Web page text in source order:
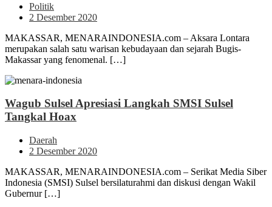
Politik
2 Desember 2020
MAKASSAR, MENARAINDONESIA.com – Aksara Lontara
merupakan salah satu warisan kebudayaan dan sejarah Bugis-
Makassar yang fenomenal. […]
Wagub Sulsel Apresiasi Langkah SMSI Sulsel
Tangkal Hoax
Daerah
2 Desember 2020
MAKASSAR, MENARAINDONESIA.com – Serikat Media Siber
Indonesia (SMSI) Sulsel bersilaturahmi dan diskusi dengan Wakil
Gubernur […]